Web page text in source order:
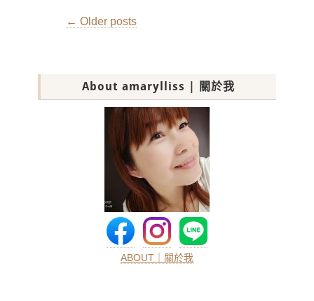
Post
← Older posts
About amarylliss | 關於我
ABOUT｜關於我